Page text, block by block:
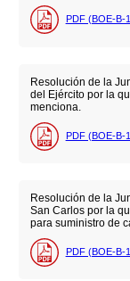
PDF (BOE-B-
Resolución de la
del Ejército por la
menciona.
PDF (BOE-B-
Resolución de la
San Carlos por la
para suministro de
PDF (BOE-B-